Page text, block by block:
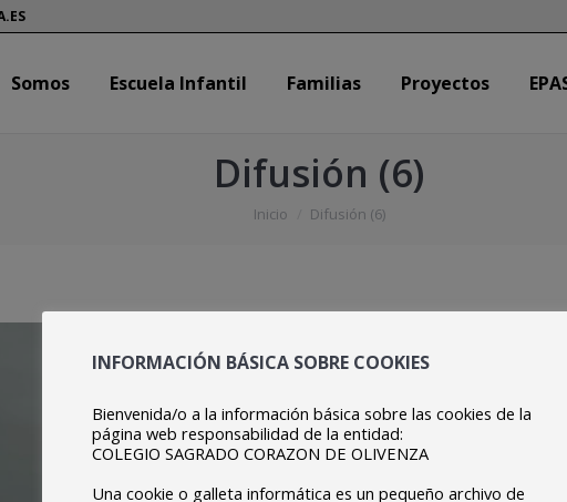
Somos Escuela Infantil Familias Proyectos
Difusión (6)
Estás aquí:
Inicio Difusión (6)
INFORMACIÓN BÁSICA SOBRE COOKIES
Bienvenida/o a la información básica sobre las cookies de la
página web responsabilidad de la entidad:
COLEGIO SAGRADO CORAZON DE OLIVENZA
Una cookie o galleta informática es un pequeño archivo de
Somos Escuela Infantil Familias Proyectos